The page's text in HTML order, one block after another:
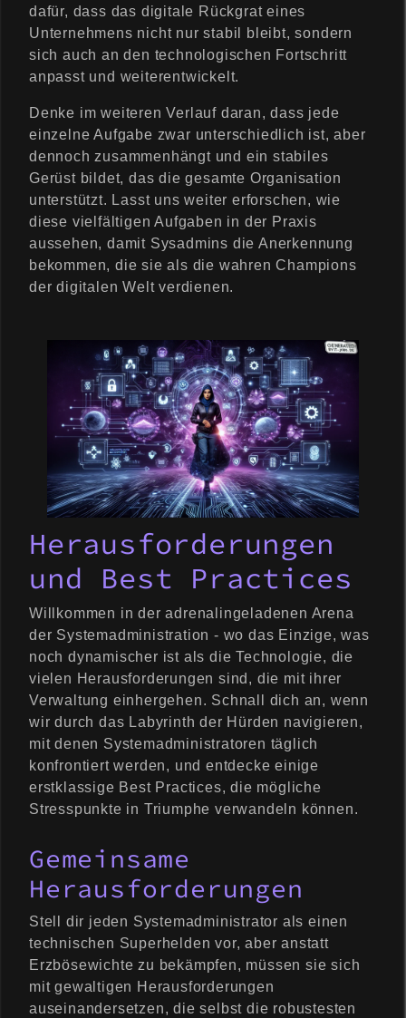
dafür, dass das digitale Rückgrat eines
Unternehmens nicht nur stabil bleibt, sondern
sich auch an den technologischen Fortschritt
anpasst und weiterentwickelt.
Denke im weiteren Verlauf daran, dass jede
einzelne Aufgabe zwar unterschiedlich ist, aber
dennoch zusammenhängt und ein stabiles
Gerüst bildet, das die gesamte Organisation
unterstützt. Lasst uns weiter erforschen, wie
diese vielfältigen Aufgaben in der Praxis
aussehen, damit Sysadmins die Anerkennung
bekommen, die sie als die wahren Champions
der digitalen Welt verdienen.
Herausforderungen
und Best Practices
Willkommen in der adrenalingeladenen Arena
der Systemadministration - wo das Einzige, was
noch dynamischer ist als die Technologie, die
vielen Herausforderungen sind, die mit ihrer
Verwaltung einhergehen. Schnall dich an, wenn
wir durch das Labyrinth der Hürden navigieren,
mit denen Systemadministratoren täglich
konfrontiert werden, und entdecke einige
erstklassige Best Practices, die mögliche
Stresspunkte in Triumphe verwandeln können.
Gemeinsame
Herausforderungen
Stell dir jeden Systemadministrator als einen
technischen Superhelden vor, aber anstatt
Erzbösewichte zu bekämpfen, müssen sie sich
mit gewaltigen Herausforderungen
auseinandersetzen, die selbst die robustesten